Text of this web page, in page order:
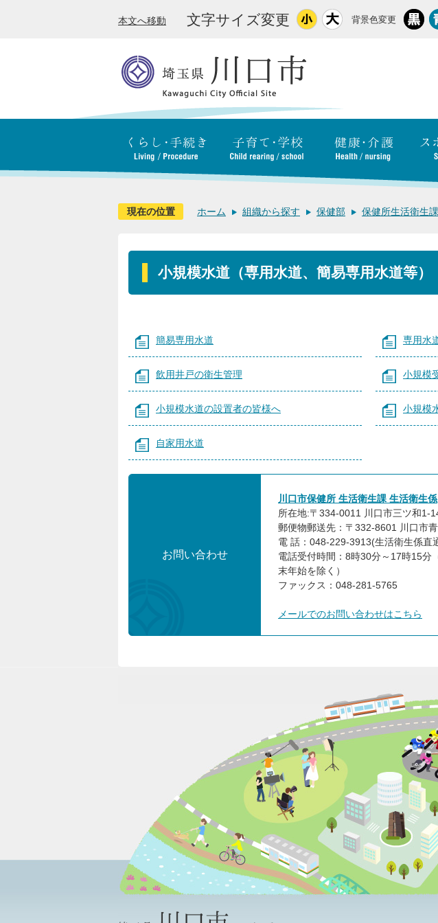
本文へ移動 文字サイズ変更 背景色変更
現在の位置 ホーム 組織から探す 保健部 保健所生活衛生課
小規模水道（専用水道、簡易専用水道等）
簡易専用水道 専用水
飲用井戸の衛生管理 小規模
小規模水道の設置者の皆様へ 小規模
自家用水道
お問い合わせ
川口市保健所 生活衛生課 生活衛生係
所在地:〒334-0011 川口市三ツ和1-
郵便物郵送先：〒332-8601 川口市
電 話：048-229-3913(生活衛生係直
電話受付時間：8時30分～17時15分
末年始を除く）
ファックス：048-281-5765
メールでのお問い合わせはこちら